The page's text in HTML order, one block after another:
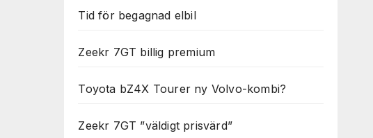
Tid för begagnad elbil
Zeekr 7GT billig premium
Toyota bZ4X Tourer ny Volvo-kombi?
Zeekr 7GT ”väldigt prisvärd”